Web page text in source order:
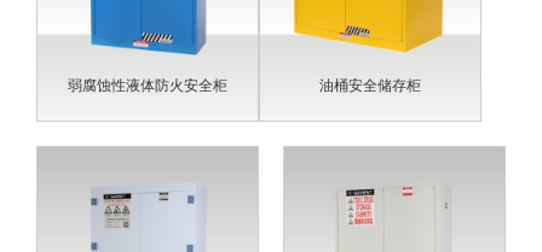
弱腐蚀性液体防火安全柜 油桶安全储存柜